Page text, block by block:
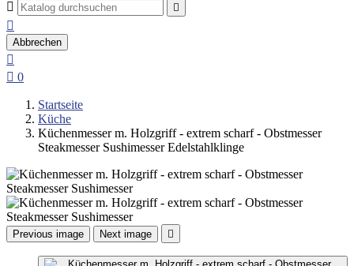
 

Abbrechen

 0
Startseite
Küche
Küchenmesser m. Holzgriff - extrem scharf - Obstmesser
Steakmesser Sushimesser Edelstahlklinge
Previous image Next image 